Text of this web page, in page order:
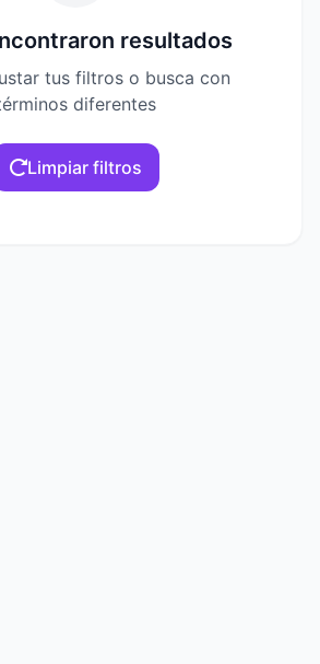
resultados
tus filtros o busca con
diferentes
Limpiar filtros